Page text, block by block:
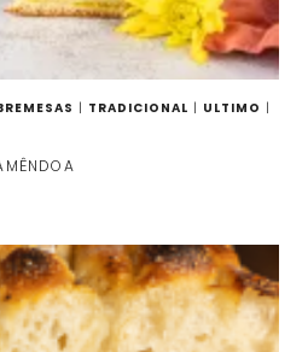
| TRADICIONAL | ULTIMO |